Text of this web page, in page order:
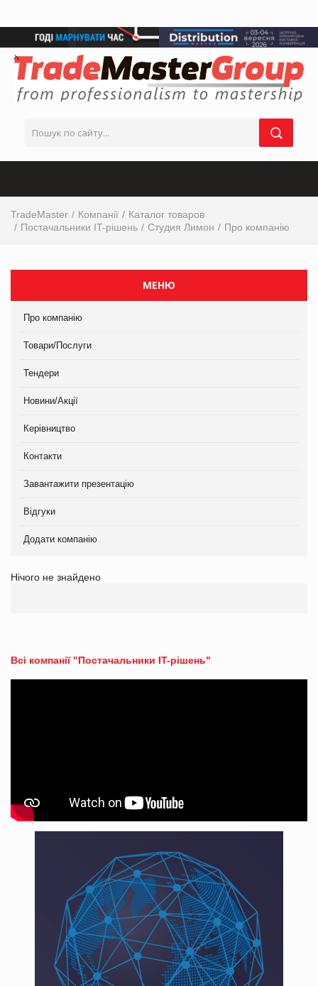
TradeMaster Компанії
Каталог товаров
Постачальники IT-рішень
Студия Лимон Про компанію
МЕНЮ
Про компанію
Товари/Послуги
Тендери
Новини/Акції
Керівництво
Контакти
Завантажити презентацію
Відгуки
Додати компанію
Нічого не знайдено
Всі компанії "Постачальники IT-рішень"